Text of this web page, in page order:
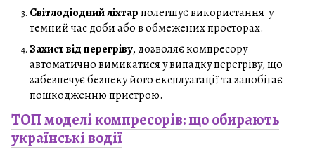
Світлодіодний ліхтарполегшує використання у
темний час доби або в обмежених просторах.
Захист від перегріву, дозволяє компресору
автоматично вимикатися у випадку перегріву, що
забезпечує безпеку його експлуатації та запобігає
пошкодженню пристрою.
ТОП моделі компресорів: що обирають
українські водії